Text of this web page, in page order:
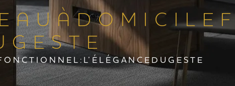
A U À D O M I C I L E
G E S T E
N C T I O N N E L : L’ É L É G A N C E D U G E S T E